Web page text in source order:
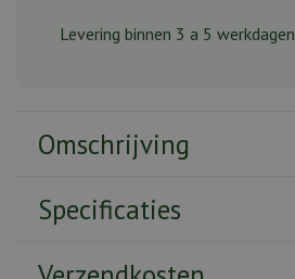
Levering binnen 3 a 5 werkdagen
Omschrijving
Specificaties